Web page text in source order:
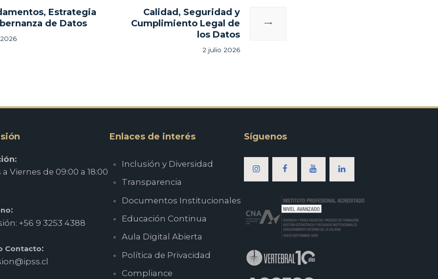
Estrategia
de Datos
Calidad, Seguridad y
Cumplimiento Legal de
los Datos
2 julio 2026
Viernes de 09:00 a 18:00
:
+56 9 3253 4388
Contacto:
Enlaces de interés
Inclusión y Diversidad
Transparencia
Documentos Institucionales
Educación Continua
Aula Digital Abierta
Política de Privacidad
Compliance
Síguenos